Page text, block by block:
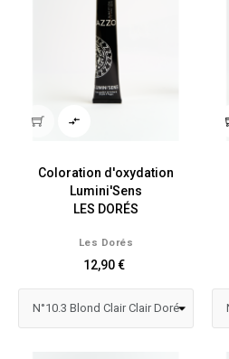

Coloration d'oxydation
Lumini'Sens
LES DORÉS
Les Dorés
12,90 €